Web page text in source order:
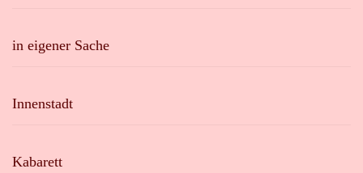
in eigener Sache
Innenstadt
Kabarett